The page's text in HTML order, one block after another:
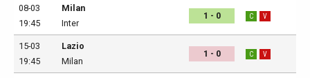
08-03
19:45
Milan
Inter
1 - 0 C V
15-03
19:45
Lazio
Milan
1 - 0 C V